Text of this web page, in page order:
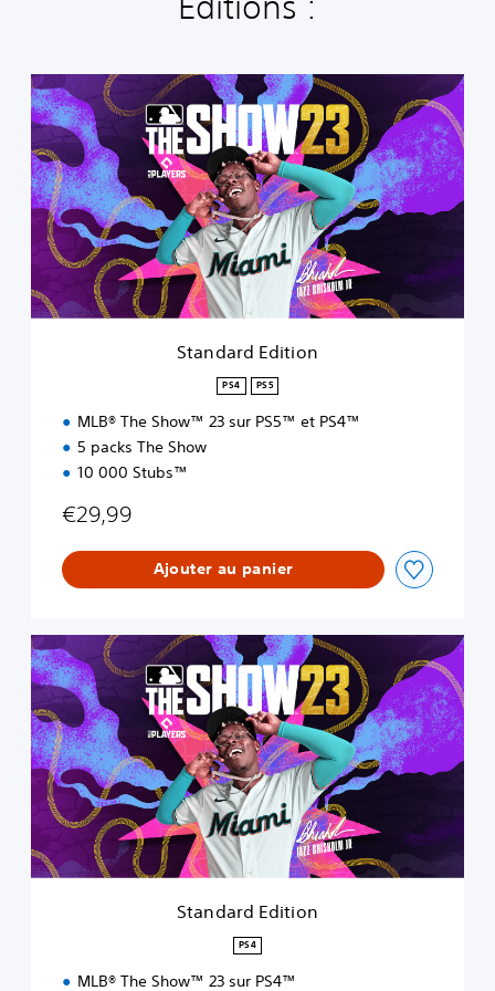
S
t
a
n
d
a
r
i
t
Standard Edition
PS4 PS5
MLB® The Show™ 23 sur PS5™ et PS4™
5 packs The Show
10 000 Stubs™
€29,99
Ajouter au panier
S
t
a
n
d
a
r
i
t
Standard Edition
PS4
MLB® The Show™ 23 sur PS4™